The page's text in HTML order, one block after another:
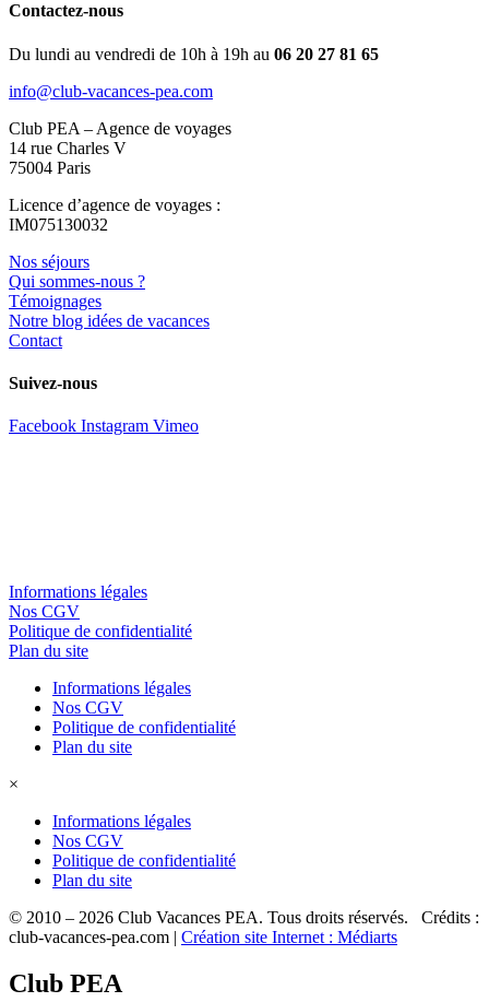
Contactez-nous
Du lundi au vendredi de 10h à 19h au 06 20 27 81 65
info@club-vacances-pea.com
Club PEA – Agence de voyages
14 rue Charles V
75004 Paris
Licence d’agence de voyages :
IM075130032
Nos séjours
Qui sommes-nous ?
Témoignages
Notre blog idées de vacances
Contact
Suivez-nous
Facebook Instagram Vimeo
Informations légales
Nos CGV
Politique de confidentialité
Plan du site
Informations légales
Nos CGV
Politique de confidentialité
Plan du site
×
Informations légales
Nos CGV
Politique de confidentialité
Plan du site
© 2010 – 2026 Club Vacances PEA. Tous droits réservés. Crédits :
club-vacances-pea.com | Création site Internet : Médiarts
Club PEA